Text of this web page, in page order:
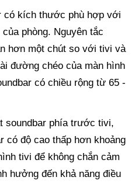
có kích thước phù hợp với
phòng. Nguyên tắc
hơn một chút so với tivi và
đường chéo của màn hình
có chiều rộng từ 65 -
soundbar phía trước tivi,
có độ cao thấp hơn khoảng
tivi để không chắn cảm
hưởng đến khả năng điều